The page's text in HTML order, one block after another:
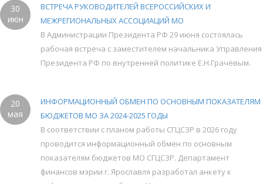
30
июн
ВСТРЕЧА РУКОВОДИТЕЛЕЙ ВСЕРОССИЙСКИХ И
МЕЖРЕГИОНАЛЬНЫХ АССОЦИАЦИЙ МО
В Администрации Президента РФ 29 июня состоялась
рабочая встреча с заместителем начальника Управления
Президента РФ по внутренней политике Е.Н.Грачёвым.
20
мая
ИНФОРМАЦИОННЫЙ ОБМЕН ПО ОСНОВНЫМ ПОКАЗАТЕЛЯМ
БЮДЖЕТОВ МО ЗА 2024-2025 ГОДЫ
В соответствии с планом работы СГЦСЗР в 2026 году
проводится информационный обмен по основным
показателям бюджетов МО СГЦСЗР. Департамент
финансов мэрии г. Ярославля разработал анкету к